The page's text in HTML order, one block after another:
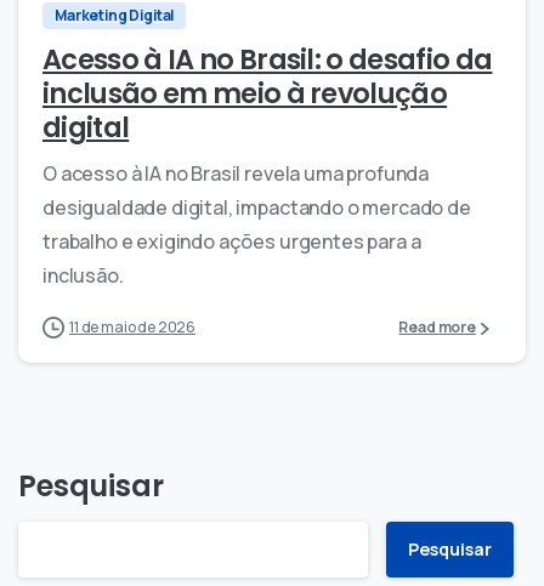
Marketing Digital
Acesso à IA no Brasil: o desafio da
inclusão em meio à revolução
digital
O acesso à IA no Brasil revela uma profunda
desigualdade digital, impactando o mercado de
trabalho e exigindo ações urgentes para a
inclusão.
11 de maio de 2026 Read more
Pesquisar
Pesquisar